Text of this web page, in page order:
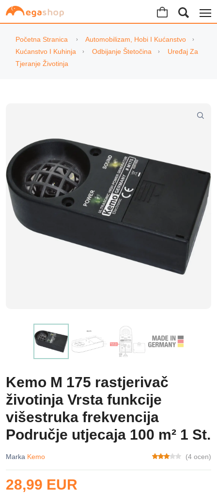
Početna Stranica
Automobilizam, Hobi I Kućanstvo
Kućanstvo I Kuhinja
Odbijanje Štetočina
Uređaj Za
Tjeranje Životinja
Kemo M 175 rastjerivač
životinja Vrsta funkcije
višestruka frekvencija
Područje utjecaja 100 m² 1 St.
Marka Kemo (4 ocen)
28,99 EUR